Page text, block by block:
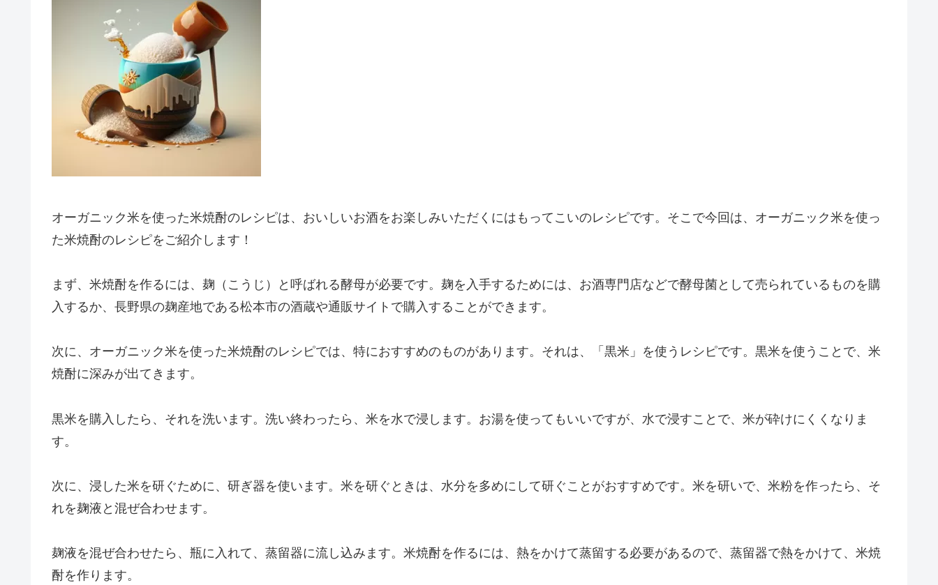
オーガニック米を使った米焼酎のレシピは、おいしいお酒をお楽しみいただくにはもってこいのレシピです。そこで今回は、オーガニック米を使っ
た米焼酎のレシピをご紹介します！
まず、米焼酎を作るには、麹（こうじ）と呼ばれる酵母が必要です。麹を入手するためには、お酒専門店などで酵母菌として売られているものを購
入するか、長野県の麹産地である松本市の酒蔵や通販サイトで購入することができます。
次に、オーガニック米を使った米焼酎のレシピでは、特におすすめのものがあります。それは、「黒米」を使うレシピです。黒米を使うことで、米
焼酎に深みが出てきます。
黒米を購入したら、それを洗います。洗い終わったら、米を水で浸します。お湯を使ってもいいですが、水で浸すことで、米が砕けにくくなりま
す。
次に、浸した米を研ぐために、研ぎ器を使います。米を研ぐときは、水分を多めにして研ぐことがおすすめです。米を研いで、米粉を作ったら、そ
れを麹液と混ぜ合わせます。
麹液を混ぜ合わせたら、瓶に入れて、蒸留器に流し込みます。米焼酎を作るには、熱をかけて蒸留する必要があるので、蒸留器で熱をかけて、米焼
酎を作ります。